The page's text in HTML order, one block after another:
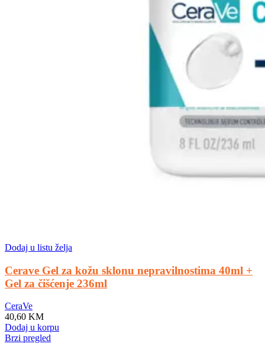
Dodaj u listu želja
Cerave Gel za kožu sklonu nepravilnostima 40ml +
Gel za čišćenje 236ml
CeraVe
40,60 KM
Dodaj u korpu
Brzi pregled